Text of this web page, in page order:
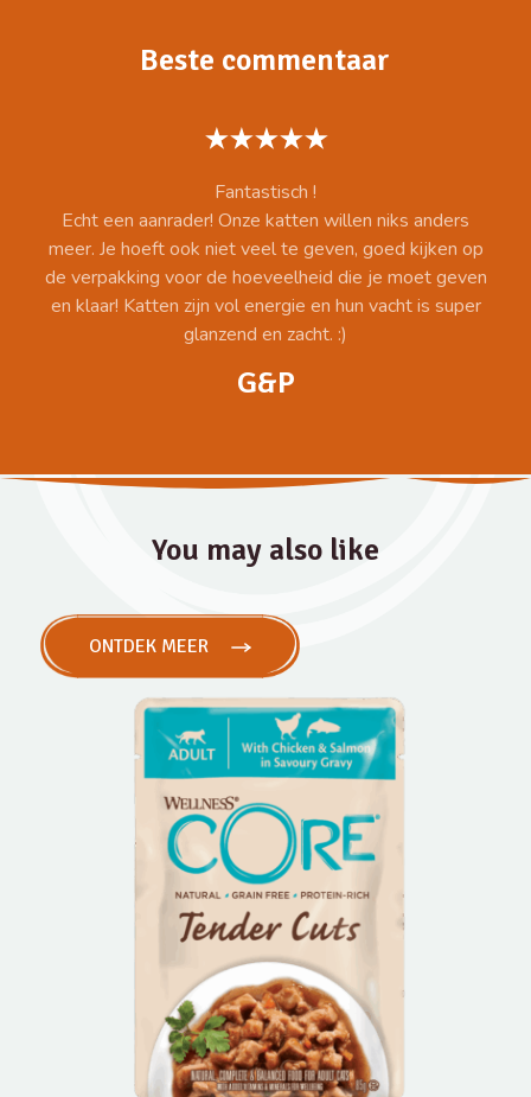
Beste commentaar
Fantastisch !
Echt een aanrader! Onze katten willen niks anders
meer. Je hoeft ook niet veel te geven, goed kijken op
de verpakking voor de hoeveelheid die je moet geven
en klaar! Katten zijn vol energie en hun vacht is super
glanzend en zacht. :)
G&P
You may also like
ONTDEK MEER